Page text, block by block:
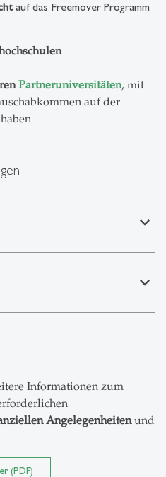
auf das Freemover Programm
Partneruniversitäten, mit
auf der
expand_less
expand_less
Informationen zum
Angelegenheitenund
(PDF)